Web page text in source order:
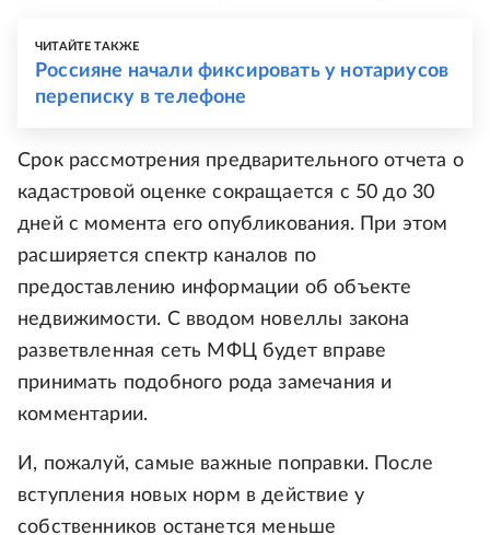
ЧИТАЙТЕ ТАКЖЕ
Россияне начали фиксировать у нотариусов
переписку в телефоне
Срок рассмотрения предварительного отчета о
кадастровой оценке сокращается с 50 до 30
дней с момента его опубликования. При этом
расширяется спектр каналов по
предоставлению информации об объекте
недвижимости. С вводом новеллы закона
разветвленная сеть МФЦ будет вправе
принимать подобного рода замечания и
комментарии.
И, пожалуй, самые важные поправки. После
вступления новых норм в действие у
собственников останется меньше